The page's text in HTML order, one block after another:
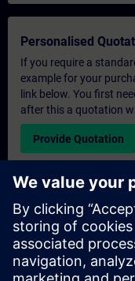
Personalised
If you require a
example for your
link below. You first
after this a quotation
Provide Quotation
Exclusive Training
Please complete the
quotation for an
or at our SITRAIN
suitable for larger